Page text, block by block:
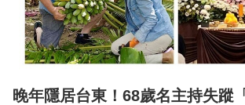
晚年隱居台東！68歲名主持失蹤